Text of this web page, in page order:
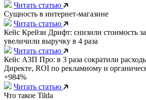
Читать статью
Сущность в интернет-магазине
Читать статью
Кейс Крейзи Дрифт: снизили стоимость
увеличили выручку в 4 раза
Читать статью
Кейс АЗП Про: в 3 раза сократили
Директе, ROI по рекламному и
+984%
Читать статью
Что такое Tilda